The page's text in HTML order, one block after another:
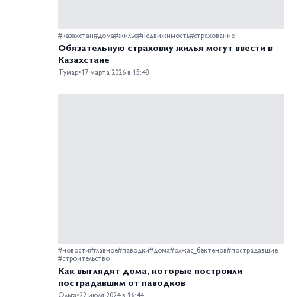
#казахстан#дома#жилье#недвижимость#страхование
Обязательную страховку жилья могут ввести в
Казахстане
Тумар•17 марта 2026 в 15:48
#новости#главное#паводки#дома#олжас_бектенов#пострадавшие
#строительство
Как выглядят дома, которые построили
пострадавшим от паводков